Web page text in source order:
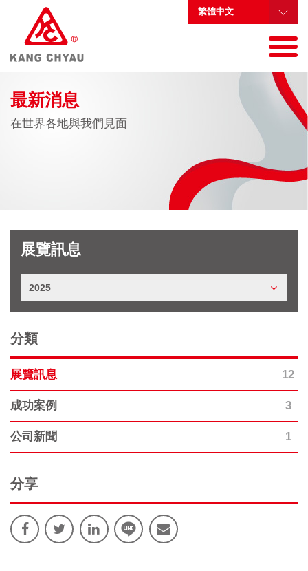
繁體中文
最新消息
在世界各地與我們見面
展覽訊息
2025
分類
展覽訊息 12
成功案例 3
公司新聞 1
分享